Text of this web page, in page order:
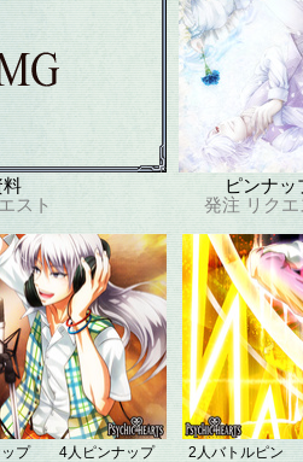
料
スト
ピンナッ
発注 リク
プ
4人ピンナップ
2人バトルピン